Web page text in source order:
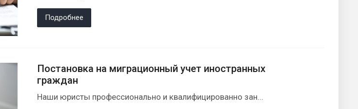
Подробнее
Постановка на миграционный учет иностранных
граждан
Наши юристы профессионально и квалифицированно зан...